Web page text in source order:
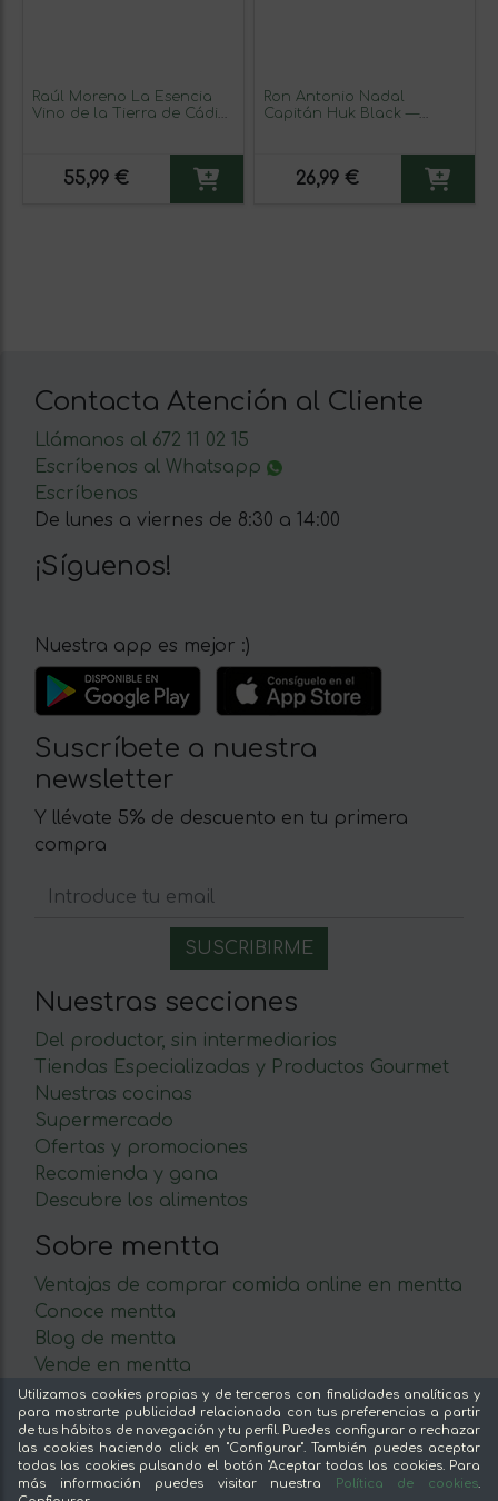
Raúl Moreno La Esencia
Vino de la Tierra de Cádiz
55,99 €
Ron Antonio Nadal
Capitán Huk Black —
26,99 €
Contacta Atención al Cliente
Llámanos al 672 11 02 15
Escríbenos al Whatsapp
Escríbenos
De lunes a viernes de 8:30 a 14:00
¡Síguenos!
Nuestra app es mejor :)
Suscríbete a nuestra
newsletter
Y llévate 5% de descuento en tu primera
compra
Nuestras secciones
Del productor, sin intermediarios
Tiendas Especializadas y Productos Gourmet
Nuestras cocinas
Supermercado
Ofertas y promociones
Recomienda y gana
Descubre los alimentos
Sobre mentta
Ventajas de comprar comida online en mentta
Conoce mentta
Blog de mentta
Vende en mentta
Fidelización
Preguntas frecuentes
Legal
Utilizamos cookies propias y de terceros con finalidades analíticas y
para mostrarte publicidad relacionada con tus preferencias a partir
de tus hábitos de navegación y tu perfil. Puedes configurar o rechazar
las cookies haciendo click en "Configurar". También puedes aceptar
todas las cookies pulsando el botón "Aceptar todas las cookies. Para
más información puedes visitar nuestra
Política de cookies.